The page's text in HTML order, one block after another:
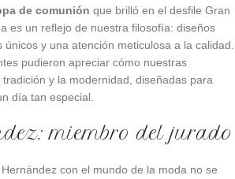
de comunión que brilló en el desfile Gran
es un reflejo de nuestra filosofía: diseños
y una atención meticulosa a la calidad.
pudieron apreciar cómo nuestras
y la modernidad, diseñadas para
día tan especial.
miembro del jurado
con el mundo de la moda no se